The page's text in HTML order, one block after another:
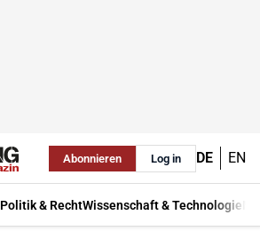
Abonnieren Log in DE EN
Politik & RechtWissenschaft & Technologie